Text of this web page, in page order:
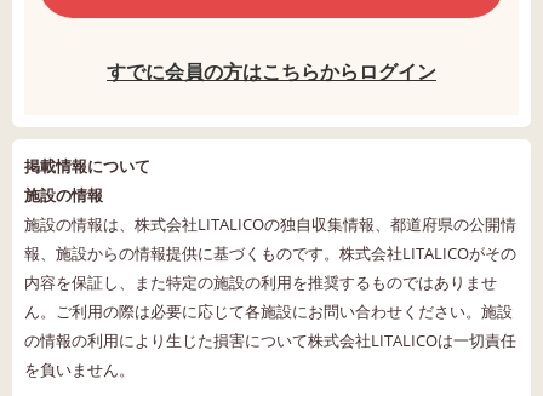
すでに会員の方はこちらからログイン
掲載情報について
施設の情報
施設の情報は、株式会社LITALICOの独自収集情報、都道府県の公開情
報、施設からの情報提供に基づくものです。株式会社LITALICOがその
内容を保証し、また特定の施設の利用を推奨するものではありませ
ん。ご利用の際は必要に応じて各施設にお問い合わせください。施設
の情報の利用により生じた損害について株式会社LITALICOは一切責任
を負いません。